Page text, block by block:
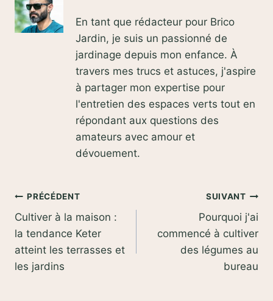
En tant que rédacteur pour Brico
Jardin, je suis un passionné de
jardinage depuis mon enfance. À
travers mes trucs et astuces, j'aspire
à partager mon expertise pour
l'entretien des espaces verts tout en
répondant aux questions des
amateurs avec amour et
dévouement.
Navigation
de
l’article
PRÉCÉDENT
Cultiver à la maison :
la tendance Keter
atteint les terrasses et
les jardins
SUIVANT
Pourquoi j'ai
commencé à cultiver
des légumes au
bureau